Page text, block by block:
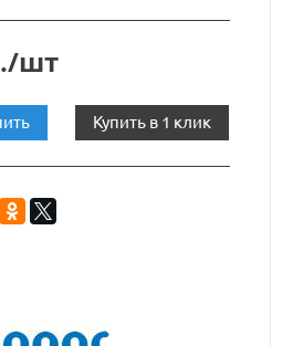
шт
Купить в 1 клик